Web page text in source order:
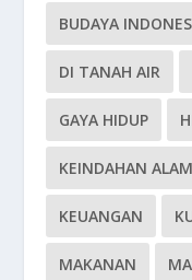
BUDAYA
DI TANAH AIR
GAYA HIDUP
KEINDAHAN ALAM
KEUANGAN
MAKANAN